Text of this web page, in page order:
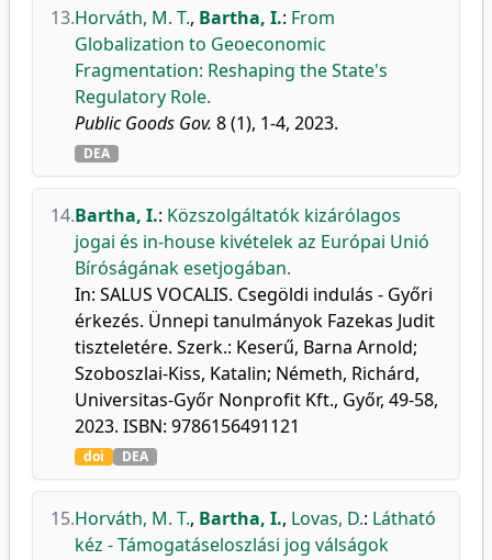
13.Horváth, M. T., Bartha, I.: From
Globalization to Geoeconomic
Fragmentation: Reshaping the State's
Regulatory Role.
Public Goods Gov. 8 (1), 1-4, 2023.
DEA
14.Bartha, I.: Közszolgáltatók kizárólagos
jogai és in-house kivételek az Európai Unió
Bíróságának esetjogában.
In: SALUS VOCALIS. Csegöldi indulás - Győri
érkezés. Ünnepi tanulmányok Fazekas Judit
tiszteletére. Szerk.: Keserű, Barna Arnold;
Szoboszlai-Kiss, Katalin; Németh, Richárd,
Universitas-Győr Nonprofit Kft., Győr, 49-58,
2023. ISBN: 9786156491121
doi DEA
15.Horváth, M. T., Bartha, I., Lovas, D.: Látható
kéz - Támogatáseloszlási jog válságok